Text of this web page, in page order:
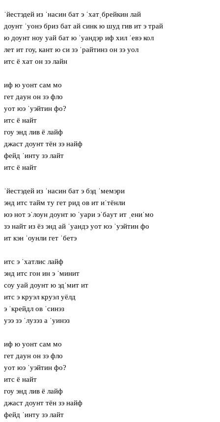
ˈйестэдей из ˈнасин бат э ˈхатˌбрейкин лай
доунт ˈуонэ бриз бат ай синк ю шуд гив ит э трай
ю доунт ноу уай бат ю ˈуандэр иф хил ˈевэ кол
лет ит гоу, кант ю си зэ ˈрайтинз он зэ уол
итс ё хат он зэ лайн
иф ю уонт сам мо
гет дaун он зэ фло
уот юэ ˈуэйтин фо?
итс ё найт
гоу энд лив ё лайф
джаст доунт тён зэ найф
фейд ˈинту зэ лайт
итс ё найт
ˈйестэдей из ˈнасин бат э бэд ˈмемэри
энд итс тайм ту гет рид ов ит иˈтёнли
юэ нот эˈлоун доунт ю ˈуари эˈбaут ит ˌениˈмо
зэ найт из ёз энд ай ˈуандэ уот юэ ˈуэйтин фо
ит кэн ˈоунли гет ˈбетэ
итс э ˈхатлис лайф
энд итс гон ин э ˈминит
соу уай доунт ю эдˈмит ит
итс э круэл круэл уёлд
э ˈкрейдл ов ˈсинэз
уээ зэ ˈлузэз а ˈуинэз
иф ю уонт сам мо
гет дaун он зэ фло
уот юэ ˈуэйтин фо?
итс ё найт
гоу энд лив ё лайф
джаст доунт тён зэ найф
фейд ˈинту зэ лайт